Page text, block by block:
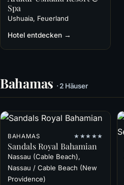
Spa
Ushuaia, Feuerland
Hotel entdecken →
Bahamas · 2 Häuser
BAHAMAS ★★★★★
Sandals Royal Bahamian
Nassau (Cable Beach),
Nassau / Cable Beach (New
Providence)